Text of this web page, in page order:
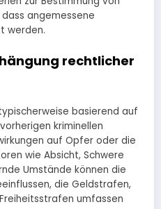
angemessene
werden.
rechtlicher
basierend auf
kriminellen
auf Opfer oder die
wie Absicht, Schwere
Umstände können die
die Geldstrafen,
umfassen